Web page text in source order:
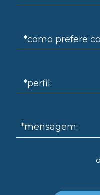
*mensagem: